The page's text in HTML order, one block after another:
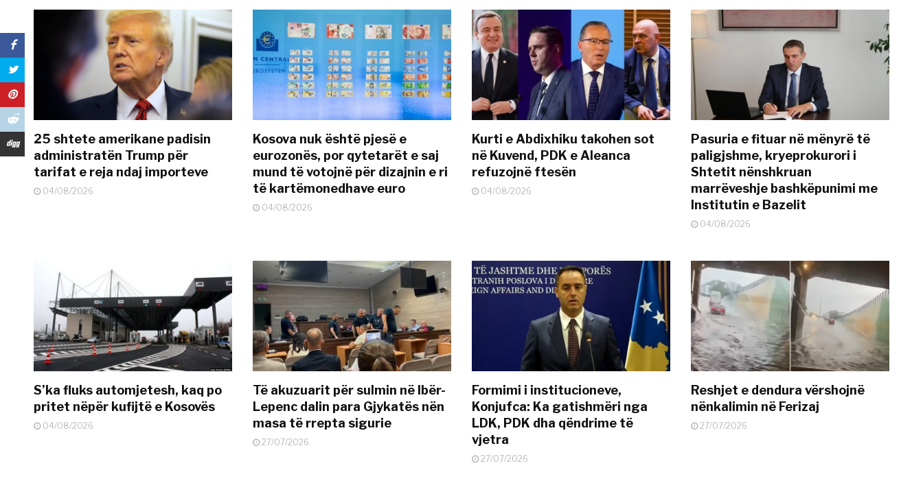
25 shtete amerikane padisin
administratën Trump për
tarifat e reja ndaj importeve
04/08/2026
Kosova nuk është pjesë e
eurozonës, por qytetarët e saj
mund të votojnë për dizajnin e ri
të kartëmonedhave euro
04/08/2026
Kurti e Abdixhiku takohen sot
në Kuvend, PDK e Aleanca
refuzojnë ftesën
04/08/2026
Pasuria e fituar në mënyrë të
paligjshme, kryeprokurori i
Shtetit nënshkruan
marrëveshje bashkëpunimi me
Institutin e Bazelit
04/08/2026
S’ka fluks automjetesh, kaq po
pritet nëpër kufijtë e Kosovës
04/08/2026
Të akuzuarit për sulmin në Ibër-
Lepenc dalin para Gjykatës nën
masa të rrepta sigurie
27/07/2026
Formimi i institucioneve,
Konjufca: Ka gatishmëri nga
LDK, PDK dha qëndrime të
vjetra
27/07/2026
Reshjet e dendura vërshojnë
nënkalimin në Ferizaj
27/07/2026